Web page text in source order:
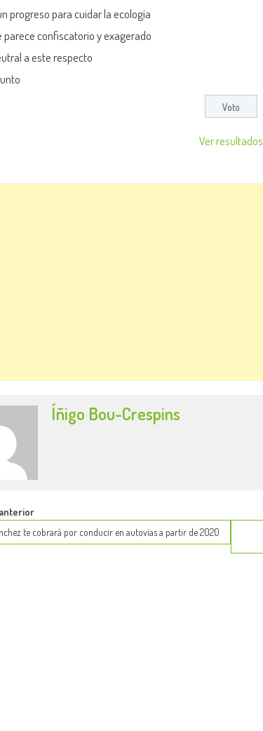
progreso para cuidar la ecología
parece confiscatorio y exagerado
a este respecto
Ver resultados
Íñigo Bou-Crespins
te cobrará por conducir en autovías a partir de 2020